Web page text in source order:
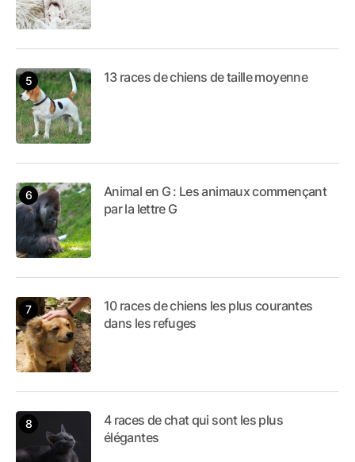
13 races de chiens de taille moyenne
Animal en G : Les animaux commençant
par la lettre G
10 races de chiens les plus courantes
dans les refuges
4 races de chat qui sont les plus
élégantes